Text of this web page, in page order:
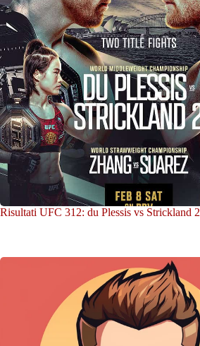
Risultati UFC 312: du Plessis vs Strickland 2